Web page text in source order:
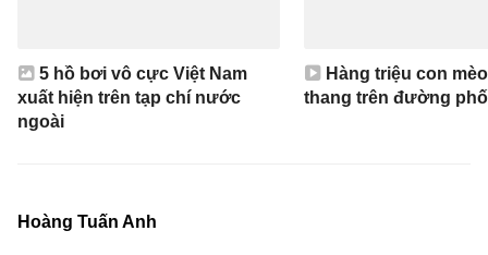
5 hồ bơi vô cực Việt Nam
xuất hiện trên tạp chí nước
ngoài
Hàng triệu con
thang trên đường phố
Hoàng Tuấn Anh